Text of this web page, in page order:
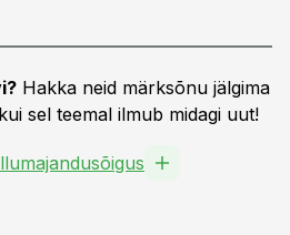
Hakka neid märksõnu jälgima
sel teemal ilmub midagi uut!